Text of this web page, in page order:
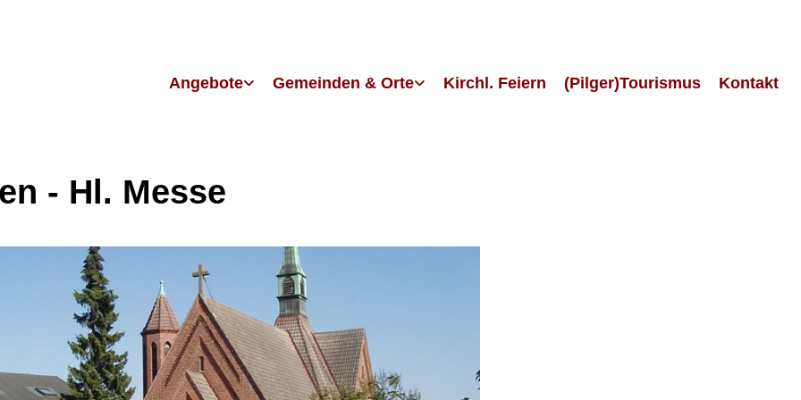
Angebote Gemeinden & Orte Kirchl. Feiern (Pilger)Tourismus Kontakt
- Hl. Messe